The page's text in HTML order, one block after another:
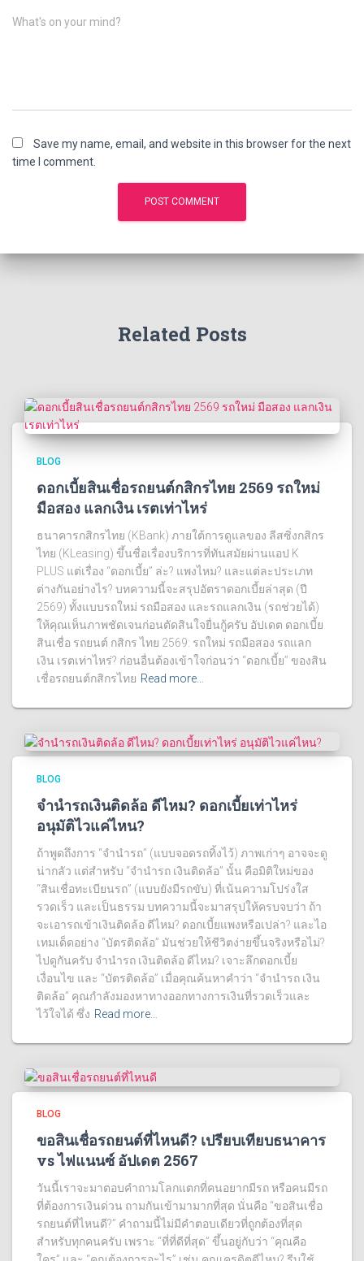
What's on your mind?
Save my name, email, and website in this browser for the next
time I comment.
Related Posts
BLOG
ดอกเบี้ยสินเชื่อรถยนต์กสิกรไทย 2569 รถใหม่
มือสอง แลกเงิน เรตเท่าไหร่
ธนาคารกสิกรไทย (KBank) ภายใต้การดูแลของ ลีสซิ่งกสิกร
ไทย (KLeasing) ขึ้นชื่อเรื่องบริการที่ทันสมัยผ่านแอป K
PLUS แต่เรื่อง “ดอกเบี้ย” ล่ะ? แพงไหม? และแต่ละประเภท
ต่างกันอย่างไร? บทความนี้จะสรุปอัตราดอกเบี้ยล่าสุด (ปี
2569) ทั้งแบบรถใหม่ รถมือสอง และรถแลกเงิน (รถช่วยได้)
ให้คุณเห็นภาพชัดเจนก่อนตัดสินใจยื่นกู้ครับ อัปเดต ดอกเบี้ย
สินเชื่อ รถยนต์ กสิกร ไทย 2569: รถใหม่ รถมือสอง รถแลก
เงิน เรตเท่าไหร่? ก่อนอื่นต้องเข้าใจก่อนว่า “ดอกเบี้ย” ของสิน
เชื่อรถยนต์กสิกรไทย Read more…
BLOG
จำนำรถเงินติดล้อ ดีไหม? ดอกเบี้ยเท่าไหร่
อนุมัติไวแค่ไหน?
ถ้าพูดถึงการ “จำนำรถ” (แบบจอดรถทิ้งไว้) ภาพเก่าๆ อาจจะดู
น่ากลัว แต่สำหรับ “จํานํารถ เงินติดล้อ” นั้น คือมิติใหม่ของ
“สินเชื่อทะเบียนรถ” (แบบยังมีรถขับ) ที่เน้นความโปร่งใส
รวดเร็ว และเป็นธรรม บทความนี้จะมาสรุปให้ครบจบว่า ถ้า
จะเอารถเข้าเงินติดล้อ ดีไหม? ดอกเบี้ยแพงหรือเปล่า? และไอ
เทมเด็ดอย่าง “บัตรติดล้อ” มันช่วยให้ชีวิตง่ายขึ้นจริงหรือไม่?
ไปดูกันครับ จํานํารถ เงินติดล้อ ดีไหม? เจาะลึกดอกเบี้ย
เงื่อนไข และ “บัตรติดล้อ” เมื่อคุณค้นหาคำว่า “จํานํารถ เงิน
ติดล้อ” คุณกำลังมองหาทางออกทางการเงินที่รวดเร็วและ
ไว้ใจได้ ซึ่ง Read more…
BLOG
ขอสินเชื่อรถยนต์ที่ไหนดี? เปรียบเทียบธนาคาร
vs ไฟแนนซ์ อัปเดต 2567
วันนี้เราจะมาตอบคำถามโลกแตกที่คนอยากมีรถ หรือคนมีรถ
ที่ต้องการเงินด่วน ถามกันเข้ามามากที่สุด นั่นคือ “ขอสินเชื่อ
รถยนต์ที่ไหนดี?” คำถามนี้ไม่มีคำตอบเดียวที่ถูกต้องที่สุด
สำหรับทุกคนครับ เพราะ “ที่ที่ดีที่สุด” ขึ้นอยู่กับว่า “คุณคือ